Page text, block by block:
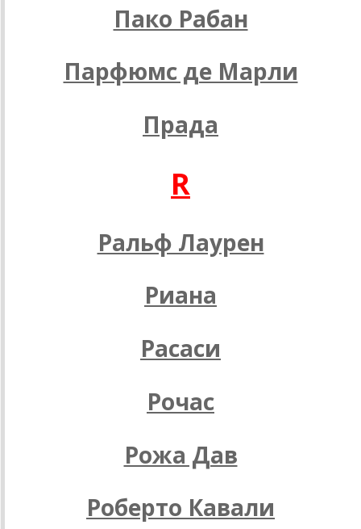
Пако Рабан
Парфюмс де Марли
Прада
R
Ральф Лаурен
Риана
Расаси
Рочас
Рожа Дав
Роберто Кавали